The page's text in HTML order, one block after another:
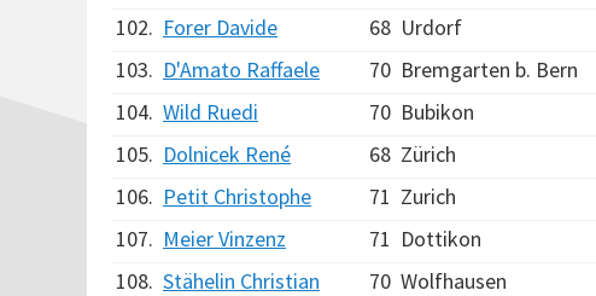
102. Forer Davide 68 Urdorf
103. D'Amato Raffaele 70 Bremgarten b. Bern
104. Wild Ruedi 70 Bubikon
105. Dolnicek René 68 Zürich
106. Petit Christophe 71 Zurich
107. Meier Vinzenz 71 Dottikon
108. Stähelin Christian 70 Wolfhausen